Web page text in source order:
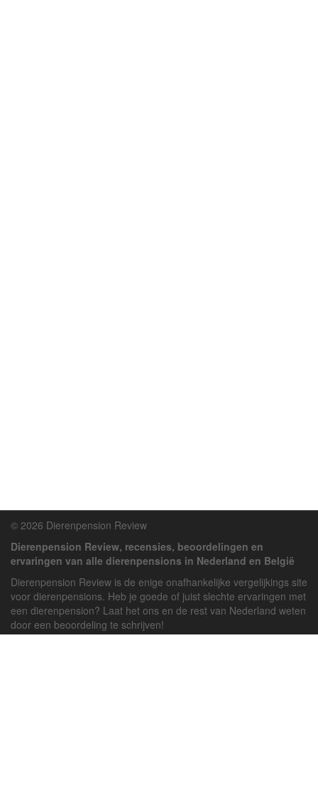
© 2026 Dierenpension Review
Dierenpension Review, recensies, beoordelingen en
ervaringen van alle dierenpensions in Nederland en België
Dierenpension Review is de enige onafhankelijke vergelijkings site
voor dierenpensions. Heb je goede of juist slechte ervaringen met
een dierenpension? Laat het ons en de rest van Nederland weten
door een beoordeling te schrijven!